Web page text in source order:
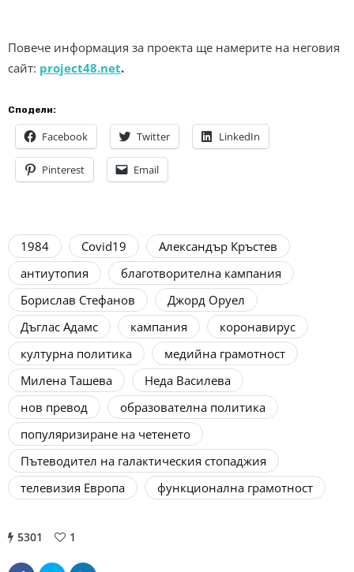
Повече информация за проекта ще намерите на неговия
сайт: project48.net.
Сподели:
Facebook Twitter LinkedIn
Pinterest Email
1984 Covid19
Александър Кръстев
антиутопия
благотворителна кампания
Борислав Стефанов
Джорд Оруел
Дъглас Адамс
кампания
коронавирус
културна политика
медийна грамотност
Милена Ташева
Неда Василева
нов превод
образователна политика
популяризиране на четенето
Пътеводител на галактическия стопаджия
телевизия Европа
функционална грамотност
5301 1